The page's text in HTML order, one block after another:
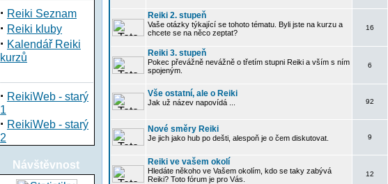
· Reiki Seznam
· Reiki kluby
· Kalendář Reiki
kurzů
· ReikiWeb - starý
1
· ReikiWeb - starý
2
Návštěvnost
Reiki 2. stupeň
Vaše otázky týkající se tohoto tématu. Byli jste na kurzu a
chcete se na něco zeptat?
16
Reiki 3. stupeň
Pokec převážně nevážně o třetím stupni Reiki a vším s ním
spojeným.
6
Vše ostatní, ale o Reiki
Jak už název napovídá ... 92
Nové směry Reiki
Je jich jako hub po dešti, alespoň je o čem diskutovat. 9
Reiki ve vašem okolí
Hledáte někoho ve Vašem okolím, kdo se taky zabývá
Reiki? Toto fórum je pro Vás.
12